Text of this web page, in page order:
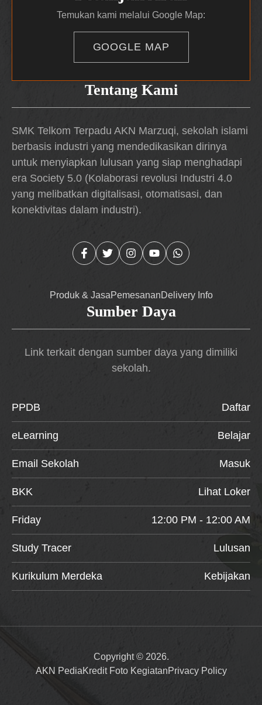
Tentang Kami
SMK Telkom Terpadu AKN Marzuqi, sekolah islami
berbasis industri yang mendedikasikan dirinya
untuk menyiapkan lulusan yang siap menghadapi
era Society 5.0 (Kolaborasi revolusi Industri 4.0
yang melibatkan digitalisasi, otomatisasi, dan
konektivitas dalam industri).
Produk & JasaPemesananDelivery Info
Temukan kami melalui Google Map:
GOOGLE MAP
Sumber Daya
Link terkait dengan sumber daya yang dimiliki
sekolah.
PPDB Daftar
eLearning Belajar
Email Sekolah Masuk
BKK Lihat Loker
Friday 12:00 PM - 12:00 AM
Study Tracer Lulusan
Kurikulum Merdeka Kebijakan
Copyright © 2026.
AKN PediaKredit Foto KegiatanPrivacy Policy